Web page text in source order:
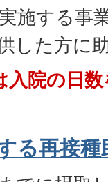
施する事
した方に
入院の日
る再接種